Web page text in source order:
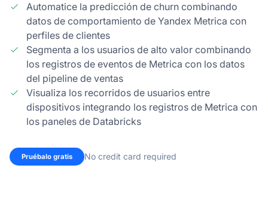
Automatice la predicción de churn combinando
datos de comportamiento de Yandex Metrica con
perfiles de clientes
Segmenta a los usuarios de alto valor combinando
los registros de eventos de Metrica con los datos
del pipeline de ventas
Visualiza los recorridos de usuarios entre
dispositivos integrando los registros de Metrica con
los paneles de Databricks
Pruébalo gratis No credit card required